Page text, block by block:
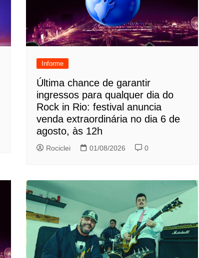
Informe
Última chance de garantir
ingressos para qualquer dia do
Rock in Rio: festival anuncia
venda extraordinária no dia 6 de
agosto, às 12h
Rociclei 01/08/2026 0